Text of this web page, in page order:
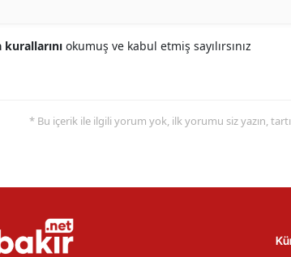
okumuş ve kabul etmiş sayılırsınız
* Bu içerik ile ilgili yorum yok, ilk yorumu siz yazın,